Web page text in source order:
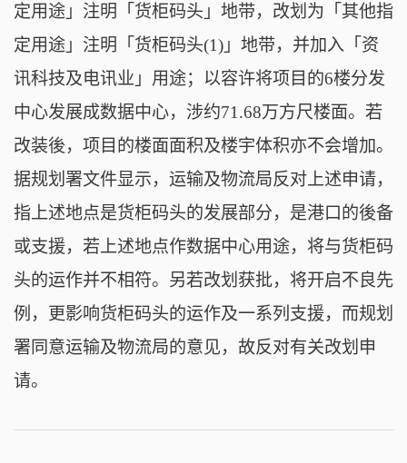
定用途」注明「货柜码头」地带，改划为「其他指
定用途」注明「货柜码头(1)」地带，并加入「资
讯科技及电讯业」用途；以容许将项目的6楼分发
中心发展成数据中心，涉约71.68万方尺楼面。若
改装後，项目的楼面面积及楼宇体积亦不会增加。
据规划署文件显示，运输及物流局反对上述申请，
指上述地点是货柜码头的发展部分，是港口的後备
或支援，若上述地点作数据中心用途，将与货柜码
头的运作并不相符。另若改划获批，将开启不良先
例，更影响货柜码头的运作及一系列支援，而规划
署同意运输及物流局的意见，故反对有关改划申
请。